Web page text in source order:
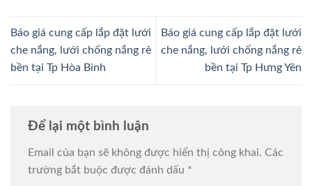
Báo giá cung cấp lắp đặt lưới
che nắng, lưới chống nắng rẻ
bền tại Tp Hòa Bình
Báo giá cung cấp lắp đặt lưới
che nắng, lưới chống nắng rẻ
bền tại Tp Hưng Yên
Để lại một bình luận
Email của bạn sẽ không được hiển thị công khai. Các
trường bắt buộc được đánh dấu *